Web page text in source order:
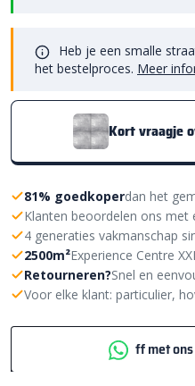
Heb je een smalle
het bestelproces. Meer
Kort vraagje
81% goedkoperdan het
Klanten beoordelen ons met
4 generaties vakmanschap
2500m²Experience Centre
Retourneren?Snel en
Voor elke klant: particulier,
ff met